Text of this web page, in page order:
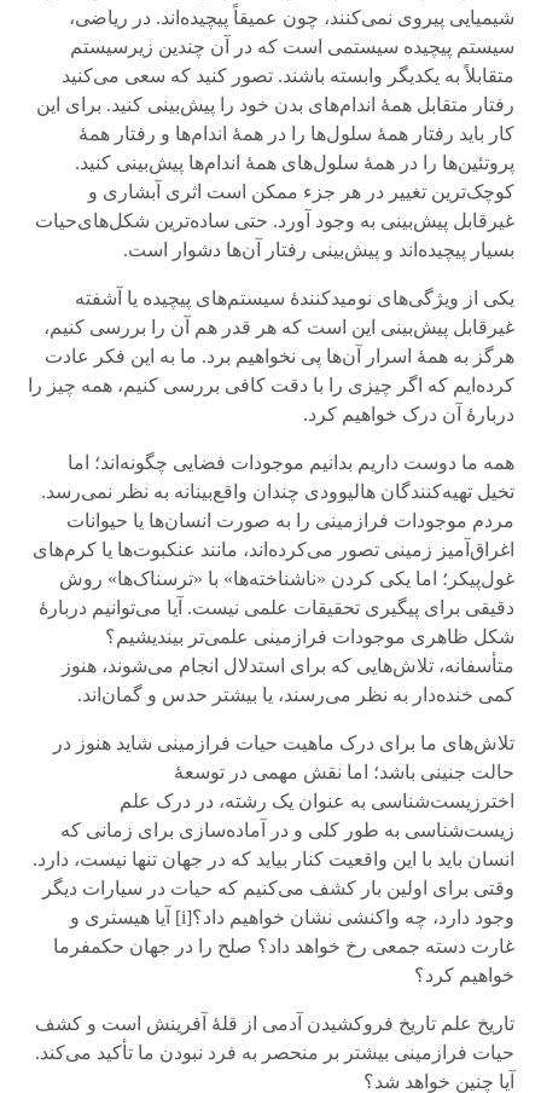
شیمیایی پیروی نمی‌کنند، چون عمیقاً پیچیده‌اند. در ریاضی،
سیستم پیچیده سیستمی است که در آن چندین زیرسیستم
متقابلاً به یکدیگر وابسته باشند. تصور کنید که سعی می‌کنید
رفتار متقابل همهٔ اندام‌های بدن خود را پیش‌بینی کنید. برای این
کار باید رفتار همهٔ سلول‌ها را در همهٔ اندام‌ها و رفتار همهٔ
پروتئین‌ها را در همهٔ سلول‌های همهٔ اندام‌ها پیش‌بینی کنید.
کوچک‌ترین تغییر در هر جزء ممکن است اثری آبشاری و
غیرقابل پیش‌بینی به وجود آورد. حتی ساده‌ترین شکل‌های‌حیات
بسیار پیچیده‌اند و پیش‌بینی رفتار آن‌ها دشوار است.
یکی از ویژگی‌های نومیدکنندهٔ سیستم‌های پیچیده یا آشفته
غیرقابل پیش‌بینی این است که هر قدر هم آن را بررسی کنیم،
هرگز به همهٔ اسرار آن‌ها پی نخواهیم برد. ما به این فکر عادت
کرده‌ایم که اگر چیزی را با دقت کافی بررسی کنیم، همه چیز را
دربارهٔ آن درک خواهیم کرد.
همه ما دوست داریم بدانیم موجودات فضایی چگونه‌اند؛ اما
تخیل تهیه‌کنندگان‌ هالیوودی چندان واقع‌بینانه به نظر نمی‌رسد.
مردم موجودات فرازمینی را به صورت انسان‌ها یا حیوانات
اغراق‌آمیز زمینی تصور می‌کرده‌اند، مانند عنکبوت‌ها یا کرم‌های
غول‌پیکر؛ اما یکی کردن «ناشناخته‌ها» با «ترسناک‌ها» روش
دقیقی برای پیگیری تحقیقات علمی نیست. آیا می‌توانیم دربارهٔ
شکل ظاهری موجودات فرازمینی علمی‌تر بیندیشیم؟
متأسفانه، تلاش‌هایی که برای استدلال انجام می‌شوند، هنوز
کمی خنده‌دار به نظر می‌رسند، یا بیشتر حدس و گمان‌اند.
تلاش‌های ما برای درک ماهیت حیات فرازمینی شاید هنوز در
حالت جنینی باشد؛ اما نقش مهمی در توسعهٔ
اختر‌زیست‌شناسی به عنوان یک رشته، در درک علم
‌زیست‌شناسی به طور کلی و در آماده‌سازی برای زمانی که
انسان باید با این واقعیت کنار بیاید که در جهان تنها نیست، دارد.
وقتی برای اولین بار کشف می‌کنیم که حیات در سیارات دیگر
وجود دارد، چه واکنشی نشان خواهیم داد؟[i] آیا هیستری و
غارت دسته جمعی رخ خواهد داد؟ صلح را در جهان حکمفرما
خواهیم کرد؟
تاریخ علم تاریخ فروکشیدن آدمی از قلهٔ آفرینش است و کشف
حیات فرازمینی بیشتر بر منحصر به فرد نبودن ما تأکید می‌کند.
آیا چنین خواهد شد؟